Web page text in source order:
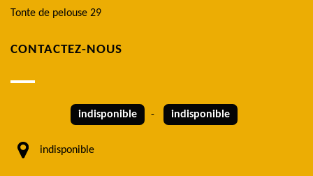
Tonte de pelouse 29
CONTACTEZ-NOUS
indisponible - indisponible
indisponible